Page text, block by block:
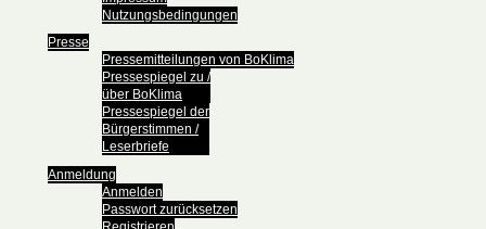
Nutzungsbedingungen
Presse
Pressemitteilungen von BoKlima
Pressespiegel zu /
über BoKlima
Pressespiegel der
Bürgerstimmen /
Leserbriefe
Anmeldung
Anmelden
Passwort zurücksetzen